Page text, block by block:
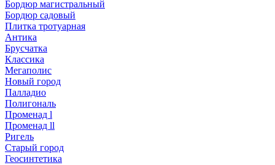
Бордюр магистральный
Бордюр садовый
Плитка тротуарная
Антика
Брусчатка
Классика
Мегаполис
Новый город
Палладио
Полигональ
Променад l
Променад ll
Ригель
Старый город
Геосинтетика